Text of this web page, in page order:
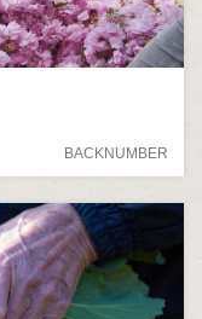
BACKNUMBER